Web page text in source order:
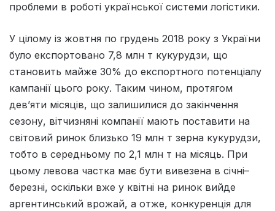
проблеми в роботі української системи логістики.
У цілому із жовтня по грудень 2018 року з України
було експортовано 7,8 млн т кукурудзи, що
становить майже 30% до експортного потенціалу
кампанії цього року. Таким чином, протягом
дев’яти місяців, що залишилися до закінчення
сезону, вітчизняні компанії мають поставити на
світовий ринок близько 19 млн т зерна кукурудзи,
тобто в середньому по 2,1 млн т на місяць. При
цьому левова частка має бути вивезена в січні–
березні, оскільки вже у квітні на ринок вийде
аргентинський врожай, а отже, конкуренція для